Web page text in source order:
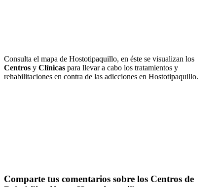
Consulta el mapa de Hostotipaquillo, en éste se visualizan los
Centros y Clínicas para llevar a cabo los tratamientos y
rehabilitaciones en contra de las adicciones en Hostotipaquillo.
Comparte tus comentarios sobre los Centros de